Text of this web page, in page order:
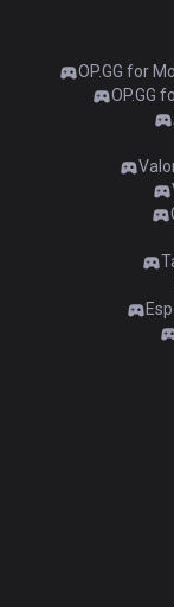
OP.GG for
OP.GG